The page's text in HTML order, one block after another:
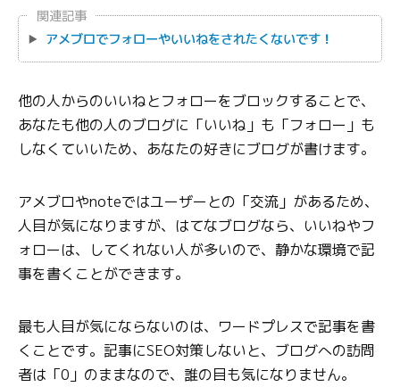
関連記事
アメブロでフォローやいいねをされたくないです！
他の人からのいいねとフォローをブロックすることで、
あなたも他の人のブログに「いいね」も「フォロー」も
しなくていいため、あなたの好きにブログが書けます。
アメブロやnoteではユーザーとの「交流」があるため、
人目が気になりますが、はてなブログなら、いいねやフ
ォローは、してくれない人が多いので、静かな環境で記
事を書くことができます。
最も人目が気にならないのは、ワードプレスで記事を書
くことです。記事にSEO対策しないと、ブログへの訪問
者は「0」のままなので、誰の目も気になりません。